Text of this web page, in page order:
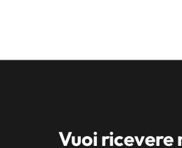
Vuoi ricevere